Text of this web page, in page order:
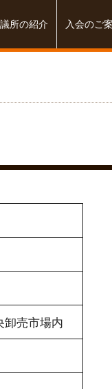
所の紹介 入会のご
売市場内